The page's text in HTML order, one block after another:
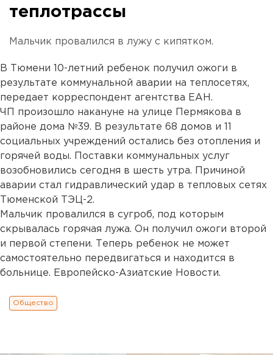
теплотрассы
Мальчик провалился в лужу с кипятком.
В Тюмени 10-летний ребенок получил ожоги в
результате коммунальной аварии на теплосетях,
передает корреспондент агентства ЕАН.
ЧП произошло накануне на улице Пермякова в
районе дома №39. В результате 68 домов и 11
социальных учреждений остались без отопления и
горячей воды. Поставки коммунальных услуг
возобновились сегодня в шесть утра. Причиной
аварии стал гидравлический удар в тепловых сетях
Тюменской ТЭЦ-2.
Мальчик провалился в сугроб, под которым
скрывалась горячая лужа. Он получил ожоги второй
и первой степени. Теперь ребенок не может
самостоятельно передвигаться и находится в
больнице. Европейско-Азиатские Новости.
Общество